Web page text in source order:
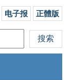
电子报 正體版